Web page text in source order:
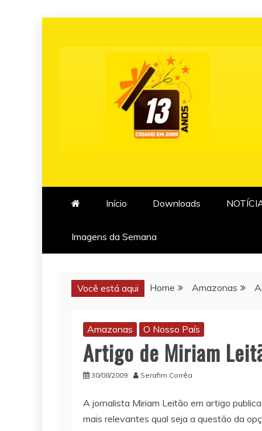
Início Downloads
Imagens da Semana
Você está aqui Home Amazonas
Amazonas O Nosso País
Artigo de Miriam
30/08/2009 Serafim Corrêa
A jornalista Miriam Leitão em artigo
mais relevantes qual seja a questão da